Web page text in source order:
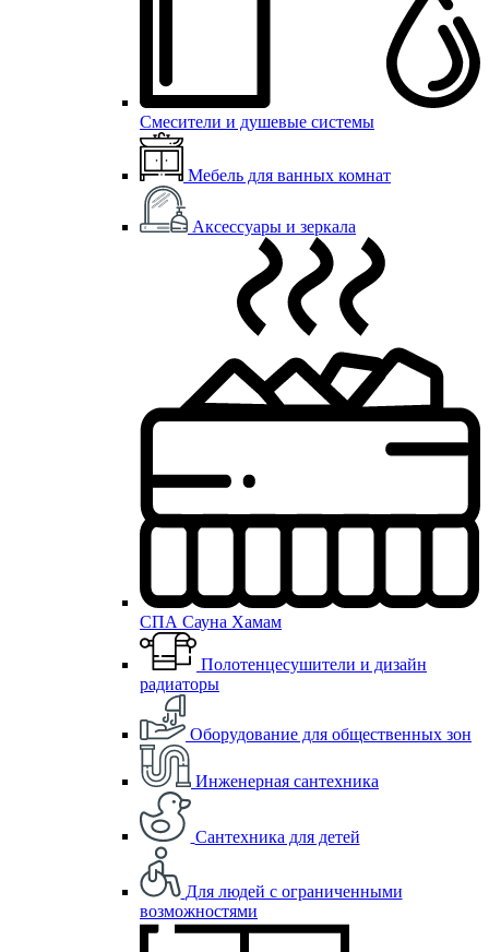
Смесители и душевые системы
Мебель для ванных комнат
Аксессуары и зеркала
СПА Сауна Хамам
Полотенцесушители и дизайн
радиаторы
Оборудование для общественных зон
Инженерная сантехника
Сантехника для детей
Для людей с ограниченными
возможностями